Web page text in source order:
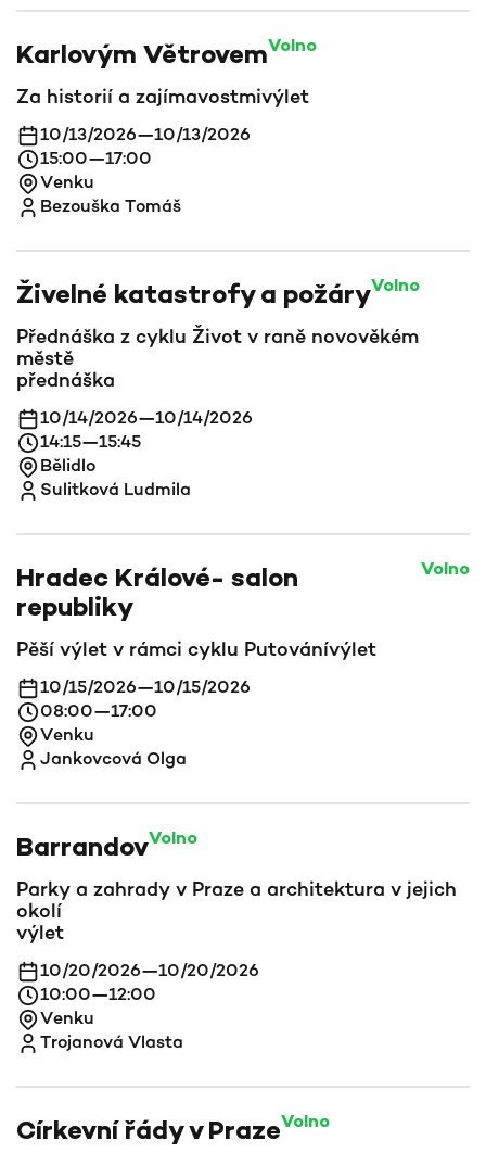
Karlovým VětrovemVolno
Za historií a zajímavostmivýlet
10/13/2026—10/13/2026
15:00—17:00
Venku
Bezouška Tomáš
Živelné katastrofy a požáryVolno
Přednáška z cyklu Život v raně novověkém
městě
přednáška
10/14/2026—10/14/2026
14:15—15:45
Bělidlo
Sulitková Ludmila
Hradec Králové- salon
republiky
Volno
Pěší výlet v rámci cyklu Putovánívýlet
10/15/2026—10/15/2026
08:00—17:00
Venku
Jankovcová Olga
BarrandovVolno
Parky a zahrady v Praze a architektura v jejich
okolí
výlet
10/20/2026—10/20/2026
10:00—12:00
Venku
Trojanová Vlasta
Církevní řády v PrazeVolno